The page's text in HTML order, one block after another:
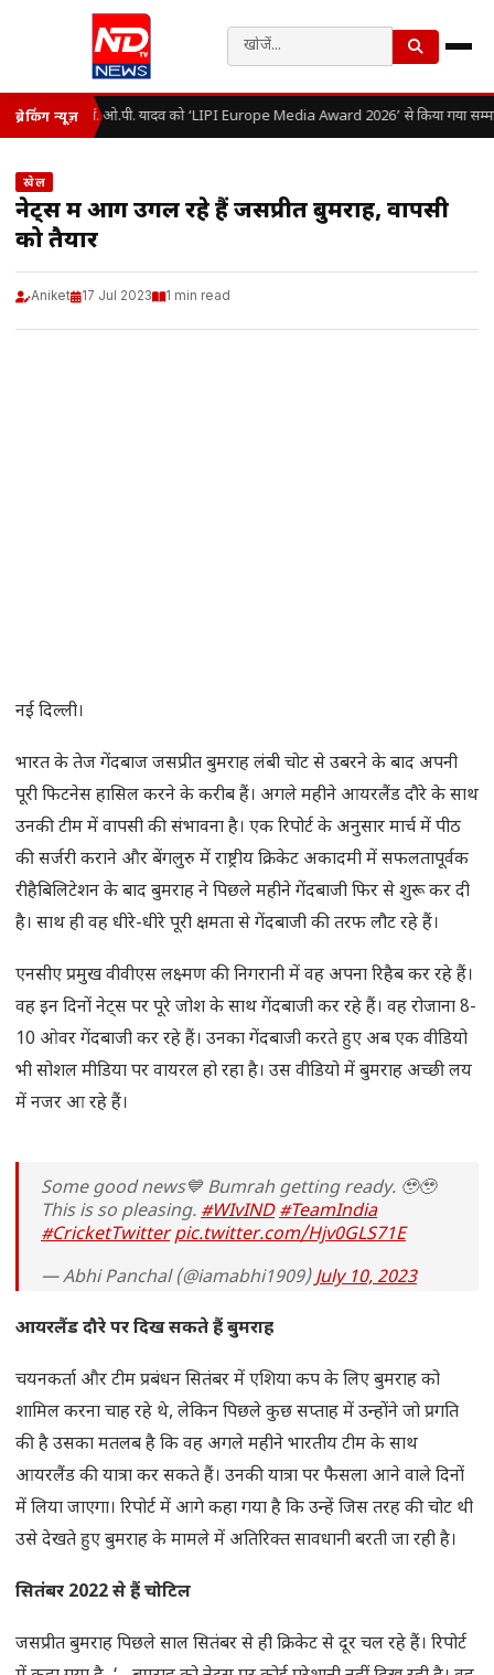
ब्रेकिंग न्यूज़ डॉ. ओ.पी. यादव को ‘LIPI Europe Media Award 2026’ से किया गया
खेल
नेट्स में आग उगल रहे हैं जसप्रीत बुमराह, वापसी
को तैयार
Aniket 17 Jul 2023 1 min read
नई दिल्ली।
भारत के तेज गेंदबाज जसप्रीत बुमराह लंबी चोट से उबरने के बाद अपनी
पूरी फिटनेस हासिल करने के करीब हैं। अगले महीने आयरलैंड दौरे के साथ
उनकी टीम में वापसी की संभावना है। एक रिपोर्ट के अनुसार मार्च में पीठ
की सर्जरी कराने और बेंगलुरु में राष्ट्रीय क्रिकेट अकादमी में सफलतापूर्वक
रीहैबिलिटेशन के बाद बुमराह ने पिछले महीने गेंदबाजी फिर से शुरू कर दी
है। साथ ही वह धीरे-धीरे पूरी क्षमता से गेंदबाजी की तरफ लौट रहे हैं।
एनसीए प्रमुख वीवीएस लक्ष्मण की निगरानी में वह अपना रिहैब कर रहे हैं।
वह इन दिनों नेट्स पर पूरे जोश के साथ गेंदबाजी कर रहे हैं। वह रोजाना 8-
10 ओवर गेंदबाजी कर रहे हैं। उनका गेंदबाजी करते हुए अब एक वीडियो
भी सोशल मीडिया पर वायरल हो रहा है। उस वीडियो में बुमराह अच्छी लय
में नजर आ रहे हैं।
Some good news💙 Bumrah getting ready. 🥹🥹
This is so pleasing.#WIvIND#TeamIndia
#CricketTwitter pic.twitter.com/Hjv0GLS71E
— Abhi Panchal (@iamabhi1909)July 10, 2023
आयरलैंड दौरे पर दिख सकते हैं बुमराह
चयनकर्ता और टीम प्रबंधन सितंबर में एशिया कप के लिए बुमराह को
शामिल करना चाह रहे थे, लेकिन पिछले कुछ सप्‍ताह में उन्होंने जो प्रगति
की है उसका मतलब है कि वह अगले महीने भारतीय टीम के साथ
आयरलैंड की यात्रा कर सकते हैं। उनकी यात्रा पर फैसला आने वाले दिनों
में लिया जाएगा। रिपोर्ट में आगे कहा गया है कि उन्‍हें जिस तरह की चोट थी
उसे देखते हुए बुमराह के मामले में अतिरिक्त सावधानी बरती जा रही है।
सितंबर 2022 से हैं चोटिल
जसप्रीत बुमराह पिछले साल सितंबर से ही क्रिकेट से दूर चल रहे हैं। रिपोर्ट